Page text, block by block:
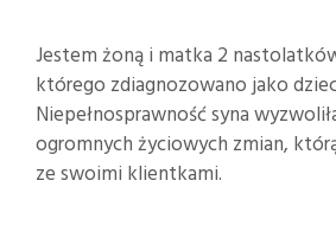
Jestem żoną i matka 2
którego zdiagnozowano jako
Niepełnosprawność syna
ogromnych życiowych zmian,
ze swoimi klientkami.